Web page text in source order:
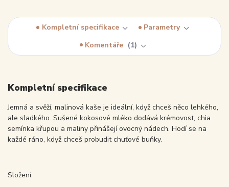
Kompletní specifikace
Parametry
Komentáře
1
Kompletní specifikace
Jemná a svěží, malinová kaše je ideální, když chceš něco lehkého,
ale sladkého. Sušené kokosové mléko dodává krémovost, chia
semínka křupou a maliny přinášejí ovocný nádech. Hodí se na
každé ráno, když chceš probudit chuťové buňky.
Složení: